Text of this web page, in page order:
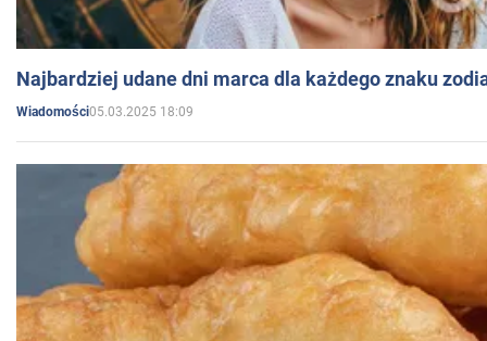
Najbardziej udane dni marca dla każdego znaku
Wiadomości05.03.2025 18:09